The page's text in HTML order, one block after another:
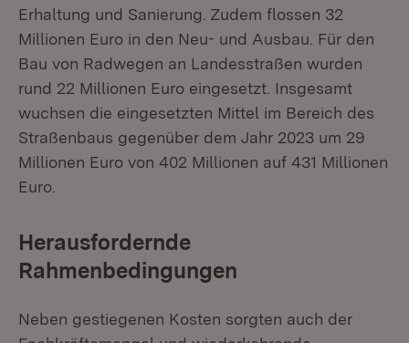
Erhaltung und Sanierung. Zudem flossen 32
Millionen Euro in den Neu- und Ausbau. Für den
Bau von Radwegen an Landesstraßen wurden
rund 22 Millionen Euro eingesetzt. Insgesamt
wuchsen die eingesetzten Mittel im Bereich des
Straßenbaus gegenüber dem Jahr 2023 um 29
Millionen Euro von 402 Millionen auf 431 Millionen
Euro.
Herausfordernde
Rahmenbedingungen
Neben gestiegenen Kosten sorgten auch der